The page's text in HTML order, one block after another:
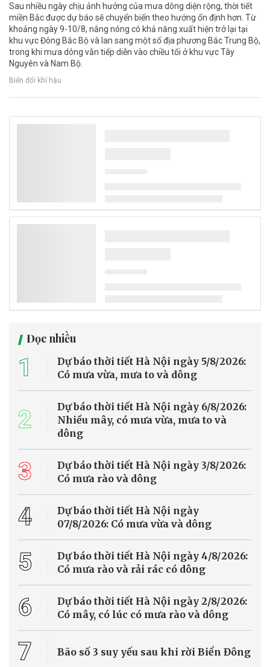
Sau nhiều ngày chịu ảnh hưởng của mưa dông diện rộng, thời tiết
miền Bắc được dự báo sẽ chuyển biến theo hướng ổn định hơn. Từ
khoảng ngày 9-10/8, nắng nóng có khả năng xuất hiện trở lại tại
khu vực Đông Bắc Bộ và lan sang một số địa phương Bắc Trung Bộ,
trong khi mưa dông vẫn tiếp diễn vào chiều tối ở khu vực Tây
Nguyên và Nam Bộ.
Biến đổi khí hậu
Đọc nhiều
1
Dự báo thời tiết Hà Nội ngày 5/8/2026:
Có mưa vừa, mưa to và dông
2
Dự báo thời tiết Hà Nội ngày 6/8/2026:
Nhiều mây, có mưa vừa, mưa to và
dông
3
Dự báo thời tiết Hà Nội ngày 3/8/2026:
Có mưa rào và dông
4
Dự báo thời tiết Hà Nội ngày
07/8/2026: Có mưa vừa và dông
5
Dự báo thời tiết Hà Nội ngày 4/8/2026:
Có mưa rào và rải rác có dông
6
Dự báo thời tiết Hà Nội ngày 2/8/2026:
Có mây, có lúc có mưa rào và dông
7 Bão số 3 suy yếu sau khi rời Biển Đông